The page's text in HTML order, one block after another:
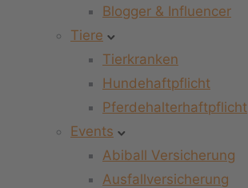
Blogger & Influencer
Tiere
Tierkranken
Hundehaftpflicht
Pferdehalterhaftpflicht
Events
Abiball Versicherung
Ausfallversicherung